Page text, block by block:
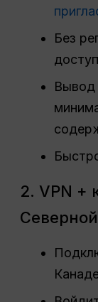
Без
Вывод
2. VPN +